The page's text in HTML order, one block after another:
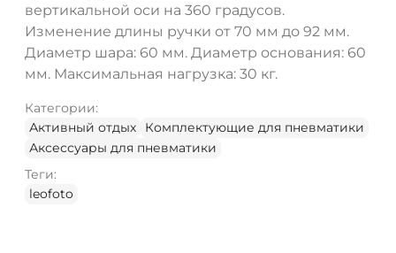
вертикальной оси на 360 градусов.
Изменение длины ручки от 70 мм до 92 мм.
Диаметр шара: 60 мм. Диаметр основания: 60
мм. Максимальная нагрузка: 30 кг.
Категории:
Активный отдых
Комплектующие для пневматики
Аксессуары для пневматики
Теги:
leofoto